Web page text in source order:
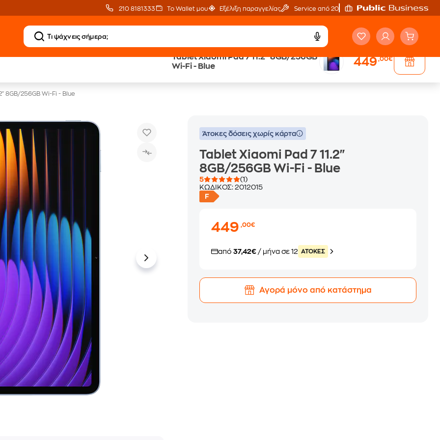
210 8181333 Το Wallet μου Εξέλιξη παραγγελίας Service από 20'
Tablet Xiaomi Pad 7 11.2" 8GB/256GB
Wi-Fi - Blue
449,00€
Δωρεάν BoxNow
8GB/256GB Wi-Fi - Blue
Άτοκες δόσεις χωρίς κάρτα
Tablet Xiaomi Pad 7 11.2"
8GB/256GB Wi-Fi - Blue
5
(1)
ΚΩΔΙΚΟΣ:2012015
449,00€
από37,42€ / μήνα σε 12 ATOKEΣ
Αγορά μόνο από κατάστημα